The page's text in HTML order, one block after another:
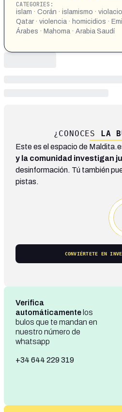
CATEGORIES:
islam · Corán · islamismo ·
Qatar · violencia · homicidios ·
Árabes · Mahoma · Arabia Saudí
¿CONOCES LA
Este es el espacio de
y la comunidad investigan
desinformación. Tú también
pistas.
CONVIÉRTETE EN
Verifica
automáticamente los
bulos que te mandan en
nuestro número de
whatsapp
+34 644 229 319